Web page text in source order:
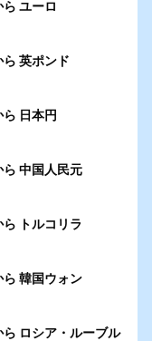
ユーロ
英ポンド
日本円
中国人民元
トルコリラ
韓国ウォン
ロシア・ルーブル